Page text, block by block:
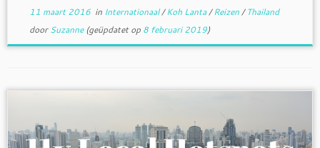
11 maart 2016in Internationaal/Koh Lanta/Reizen/Thailand
doorSuzanne(geüpdatet op 8 februari 2019)